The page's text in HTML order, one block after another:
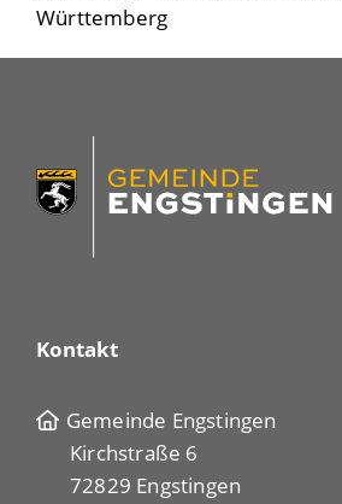
Württemberg
Kontakt
Gemeinde Engstingen
Kirchstraße 6
72829 Engstingen